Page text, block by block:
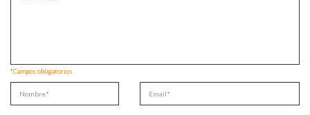
*Campos obligatorios